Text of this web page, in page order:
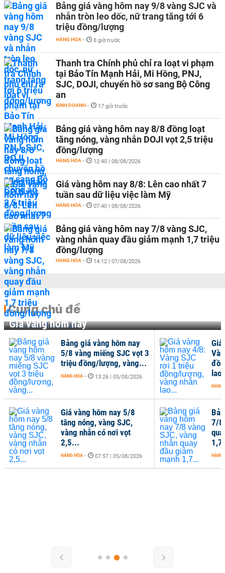
Bảng giá vàng hôm nay 9/8 vàng SJC và
nhẫn tròn leo dốc, nữ trang tăng tới 6
triệu đồng/lượng
HÀNG HÓA - 8 giờ trước
Thanh tra Chính phủ chỉ ra loạt vi phạm
tại Bảo Tín Mạnh Hải, Mi Hồng, PNJ,
SJC, DOJI, chuyển hồ sơ sang Bộ Công
an
KINH DOANH - 17 giờ trước
Bảng giá vàng hôm nay 8/8 đồng loạt
tăng nóng, vàng nhẫn DOJI vọt 2,5 triệu
đồng/lượng
HÀNG HÓA - 12:40 | 08/08/2026
Giá vàng hôm nay 8/8: Lên cao nhất 7
tuần sau dữ liệu việc làm Mỹ
HÀNG HÓA - 07:40 | 08/08/2026
Bảng giá vàng hôm nay 7/8 vàng SJC,
vàng nhẫn quay đầu giảm mạnh 1,7 triệu
đồng/lượng
HÀNG HÓA - 14:12 | 07/08/2026
Cùng chủ đề
Giá vàng hôm nay
7/8
HÀNG
Bảng giá vàng hôm nay
5/8 vàng miếng SJC vọt 3
triệu đồng/lượng, vàng...
HÀNG HÓA - 13:26 | 05/08/2026
Giá vàng hôm nay 5/8
tăng nóng, vàng SJC,
vàng nhẫn có nơi vọt
2,5...
HÀNG HÓA - 07:57 | 05/08/2026
HÀNG